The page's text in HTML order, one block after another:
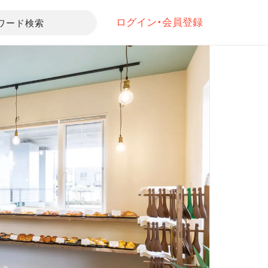
ード検索 ログイン・会員登録